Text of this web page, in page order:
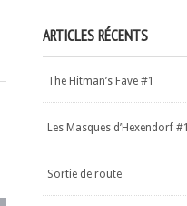
ARTICLES RÉCENTS
The Hitman’s Fave #1
Les Masques d’Hexendorf #1
Sortie de route